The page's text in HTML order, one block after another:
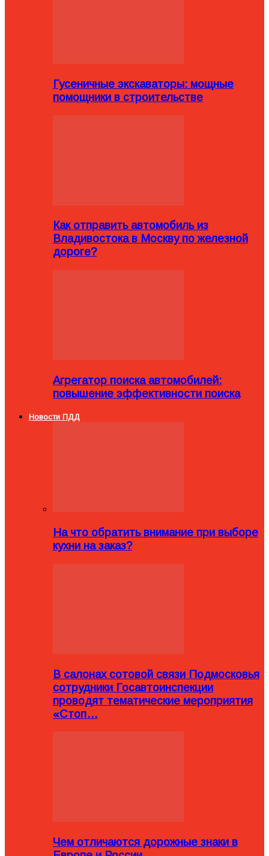
Гусеничные экскаваторы: мощные
помощники в строительстве
Как отправить автомобиль из
Владивостока в Москву по железной
дороге?
Агрегатор поиска автомобилей:
повышение эффективности поиска
Новости ПДД
На что обратить внимание при выборе
кухни на заказ?
В салонах сотовой связи Подмосковья
сотрудники Госавтоинспекции
проводят тематические мероприятия
«Стоп…
Чем отличаются дорожные знаки в